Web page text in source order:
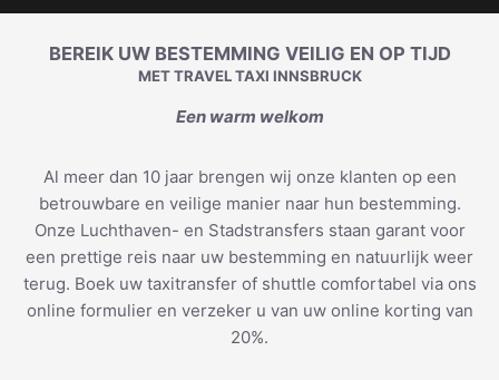
BEREIK UW BESTEMMING VEILIG EN OP TIJD
MET TRAVEL TAXI INNSBRUCK
Een warm welkom
Al meer dan 10 jaar brengen wij onze klanten op een
betrouwbare en veilige manier naar hun bestemming.
Onze Luchthaven- en Stadstransfers staan garant voor
een prettige reis naar uw bestemming en natuurlijk weer
terug. Boek uw taxitransfer of shuttle comfortabel via ons
online formulier en verzeker u van uw online korting van
20%.